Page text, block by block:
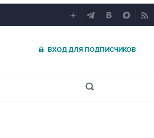
ВХОД ДЛЯ ПОДПИСЧИКОВ